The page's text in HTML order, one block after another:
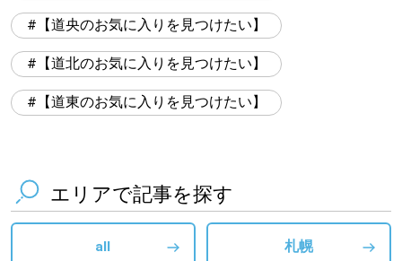
【道央のお気に入りを見つけたい】
【道北のお気に入りを見つけたい】
【道東のお気に入りを見つけたい】
エリアで記事を探す
all 札幌